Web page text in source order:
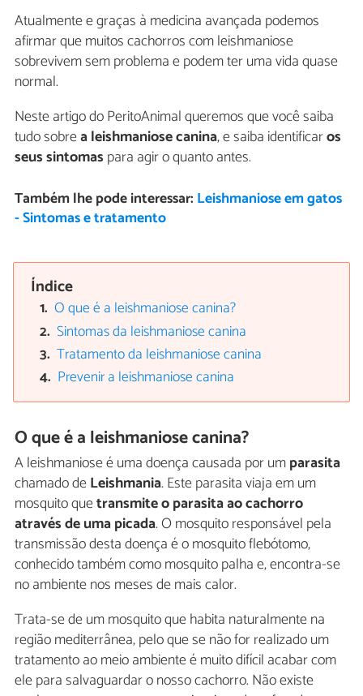
Atualmente e graças à medicina avançada podemos
afirmar que muitos cachorros com leishmaniose
sobrevivem sem problema e podem ter uma vida quase
normal.
Neste artigo do PeritoAnimal queremos que você saiba
tudo sobrea leishmaniose canina, e saiba identificaros
seus sintomas para agir o quanto antes.
Também lhe pode interessar: Leishmaniose em gatos
- Sintomas e tratamento
Índice
O que é a leishmaniose canina?
Sintomas da leishmaniose canina
Tratamento da leishmaniose canina
Prevenir a leishmaniose canina
O que é a leishmaniose canina?
A leishmaniose é uma doença causada por umparasita
chamado deLeishmania. Este parasita viaja em um
mosquito quetransmite o parasita ao cachorro
através de uma picada. O mosquito responsável pela
transmissão desta doença é o mosquito flebótomo,
conhecido também como mosquito palha e, encontra-se
no ambiente nos meses de mais calor.
Trata-se de um mosquito que habita naturalmente na
região mediterrânea, pelo que se não for realizado um
tratamento ao meio ambiente é muito difícil acabar com
ele para salvaguardar o nosso cachorro. Não existe